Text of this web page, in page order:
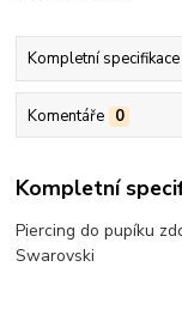
Kompletní specifikace
Komentáře 0
Kompletní
Piercing do pupíku
Swarovski